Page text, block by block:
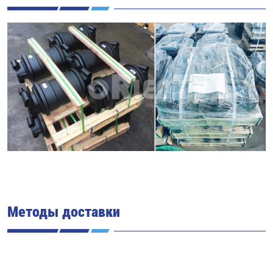
Методы доставки